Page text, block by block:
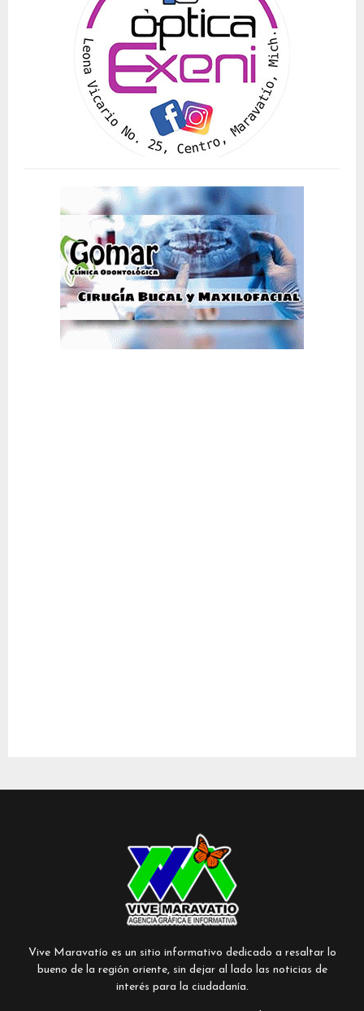
Vive Maravatío es un sitio informativo dedicado a resaltar lo
bueno de la región oriente, sin dejar al lado las noticias de
interés para la ciudadanía.